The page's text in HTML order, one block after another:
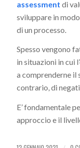
assessment di
sviluppare in
di un processo.
Spesso vengono
in situazioni in cui
a comprenderne
contrario, di
E’ fondamentale
approccio e il